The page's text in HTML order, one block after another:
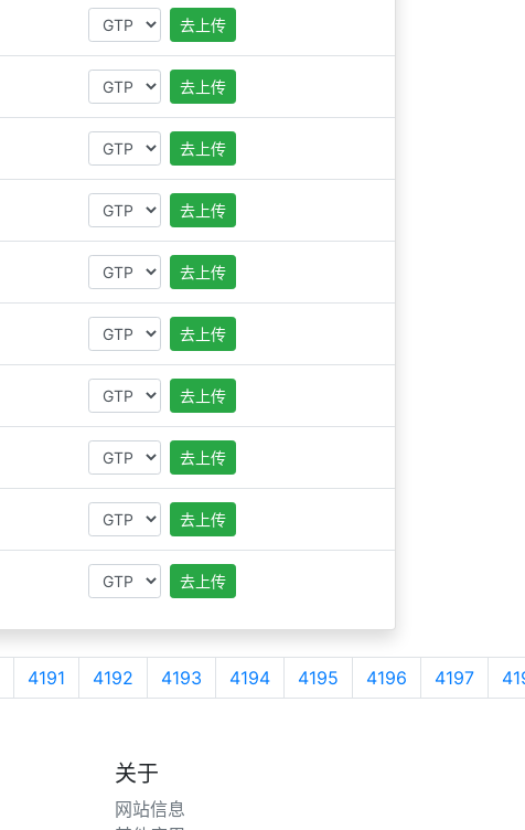
去上传
去上传
去上传
去上传
去上传
去上传
去上传
去上传
去上传
去上传
4191 4192 4193 4194 4195 4196 4197
关于
网站信息